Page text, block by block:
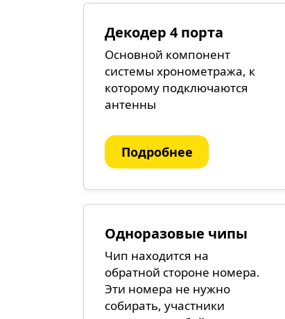
Декодер 4 порта
Основной компонент
системы хронометража, к
которому подключаются
антенны
Подробнее
Одноразовые чипы
Чип находится на
обратной стороне номера.
Эти номера не нужно
собирать, участники